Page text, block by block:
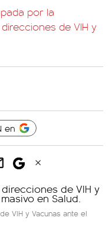
por la
de VIH y
en
VIH y Vacunas ante el